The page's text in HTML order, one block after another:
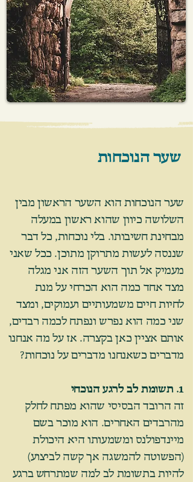
שער הנוכחות
שער הנוכחות הוא השער הראשון מבין
השלושה כיוון שהוא ראשון במעלה
מבחינת חשיבותו. בלי נוכחות, כל דבר
שננסה לעשות מתרוקן מתוכן. ככל שאני
מעמיק אל תוך השער הזה אני מגלה
מצד אחד כמה הוא הכרחי על מנת
לחיות חיים משמעותיים ועמוקים, ומצד
שני כמה הוא נפרש ונפתח לכמה רבדים,
אותם אציין כאן בקצרה. אז על מה אנחנו
מדברים כשאנחנו מדברים על נוכחות?
1. תשומת לב לרגע הנוכחי
זה הרובד הבסיסי שהוא מפתח לחלק
מהרבדים האחרים. הוא מוכר בשם
מיינדפולנס ומשמעותו היא היכולת
(הפשוטה להמשגה אך קשה לביצוע)
להיות בתשומת לב למה שמתרחש ברגע